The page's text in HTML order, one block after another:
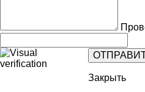
Закрыть